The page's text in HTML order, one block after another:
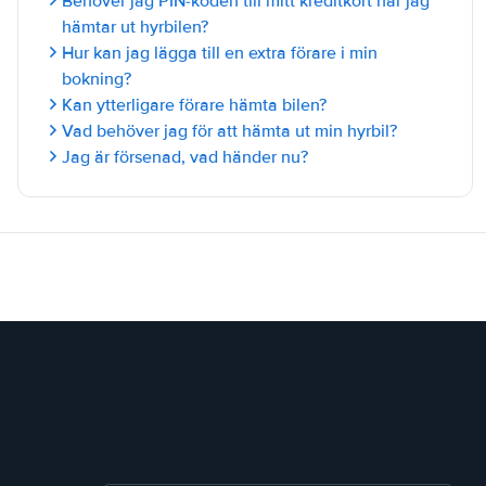
hämtar ut hyrbilen?
Hur kan jag lägga till en extra förare i min
bokning?
Kan ytterligare förare hämta bilen?
Vad behöver jag för att hämta ut min hyrbil?
Jag är försenad, vad händer nu?